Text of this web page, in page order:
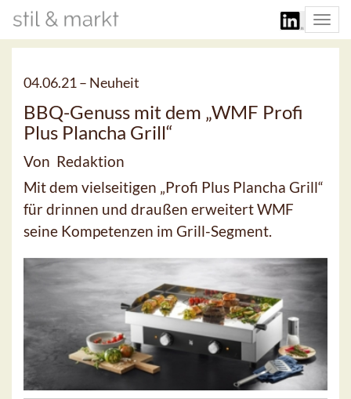
04.06.21 – Neuheit
BBQ-Genuss mit dem „WMF Profi
Plus Plancha Grill“
Von Redaktion
Mit dem vielseitigen „Profi Plus Plancha Grill“
für drinnen und draußen erweitert WMF
seine Kompetenzen im Grill-Segment.